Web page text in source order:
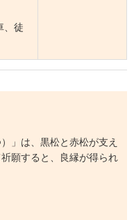
、徒
」は、黒松と赤松が支え
願すると、良縁が得られ